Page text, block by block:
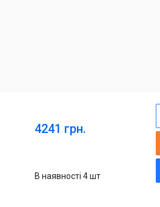
4241 грн.
В наявності 4 шт